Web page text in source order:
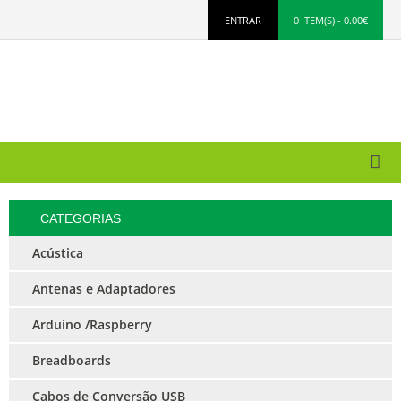
ENTRAR 0 ITEM(S) - 0.00€
CATEGORIAS
Acústica
Antenas e Adaptadores
Arduino /Raspberry
Breadboards
Cabos de Conversão USB